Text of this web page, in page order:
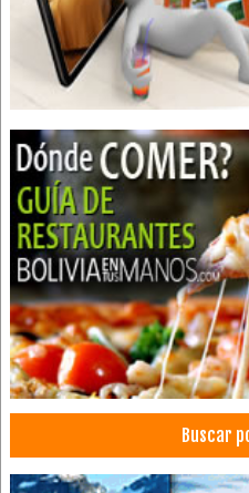
Buscar